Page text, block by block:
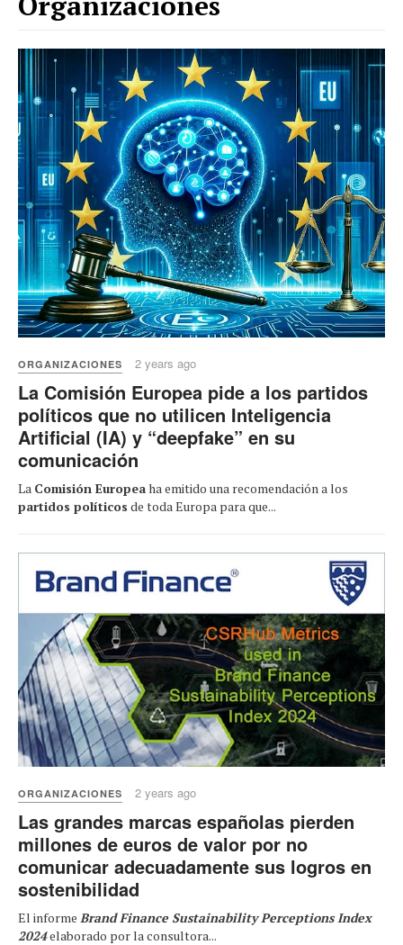
ORGANIZACIONES 2 years ago
La Comisión Europea pide a los partidos
políticos que no utilicen Inteligencia
Artificial (IA) y “deepfake” en su
comunicación
La Comisión Europeaha emitido una recomendación a los
partidos políticos de toda Europa para que...
ORGANIZACIONES 2 years ago
Las grandes marcas españolas pierden
millones de euros de valor por no
comunicar adecuadamente sus logros en
sostenibilidad
El informe Brand Finance Sustainability Perceptions Index
2024elaborado por la consultora...